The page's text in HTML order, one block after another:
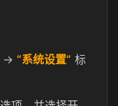
→ “系统设置” 标